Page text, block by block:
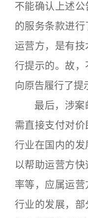
不能确认上述
的服务条款进
运营方，是有
行提示的。故
向原告履行了提
最后，涉案
需直接支付对
行业在国内的
以帮助运营方
率等，应属运
行业的发展，